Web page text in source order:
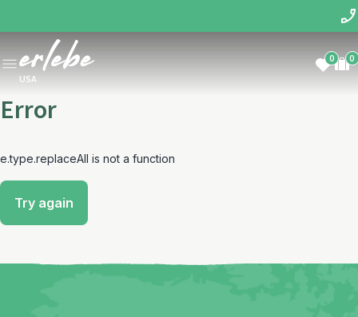
USA
0 0
Error
e.type.replaceAll is not a function
Try again